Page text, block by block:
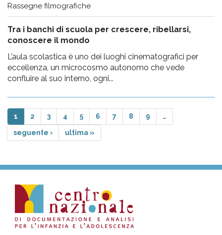
Rassegne filmografiche
Tra i banchi di scuola per crescere, ribellarsi,
conoscere il mondo
L’aula scolastica è uno dei luoghi cinematografici per
eccellenza, un microcosmo autonomo che vede
confluire al suo interno, ogni...
1 2 3 4 5 6 7 8 9 …
seguente › ultima »